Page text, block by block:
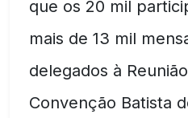
que os 20 mil
mais de 13 mil
delegados à
Convenção Batista